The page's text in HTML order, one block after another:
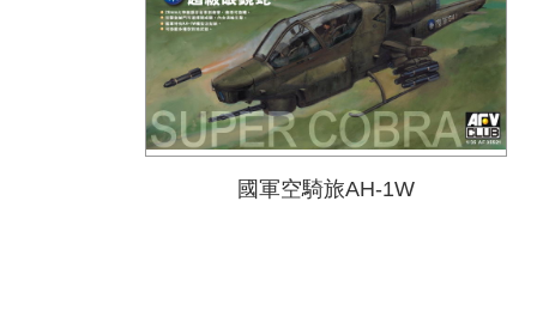
國軍空騎旅AH-1W